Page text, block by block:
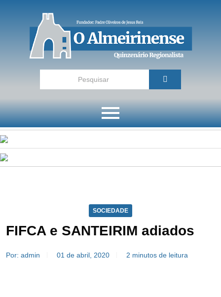
SOCIEDADE
FIFCA e SANTEIRIM adiados
Por: admin 01 de abril, 2020 2 minutos de leitura